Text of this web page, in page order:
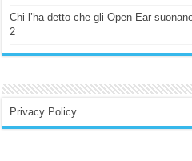
Chi l’ha detto che gli Open-Ear
2
Privacy Policy